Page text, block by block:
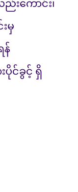
မှ
င်ခွင့် ရှိ